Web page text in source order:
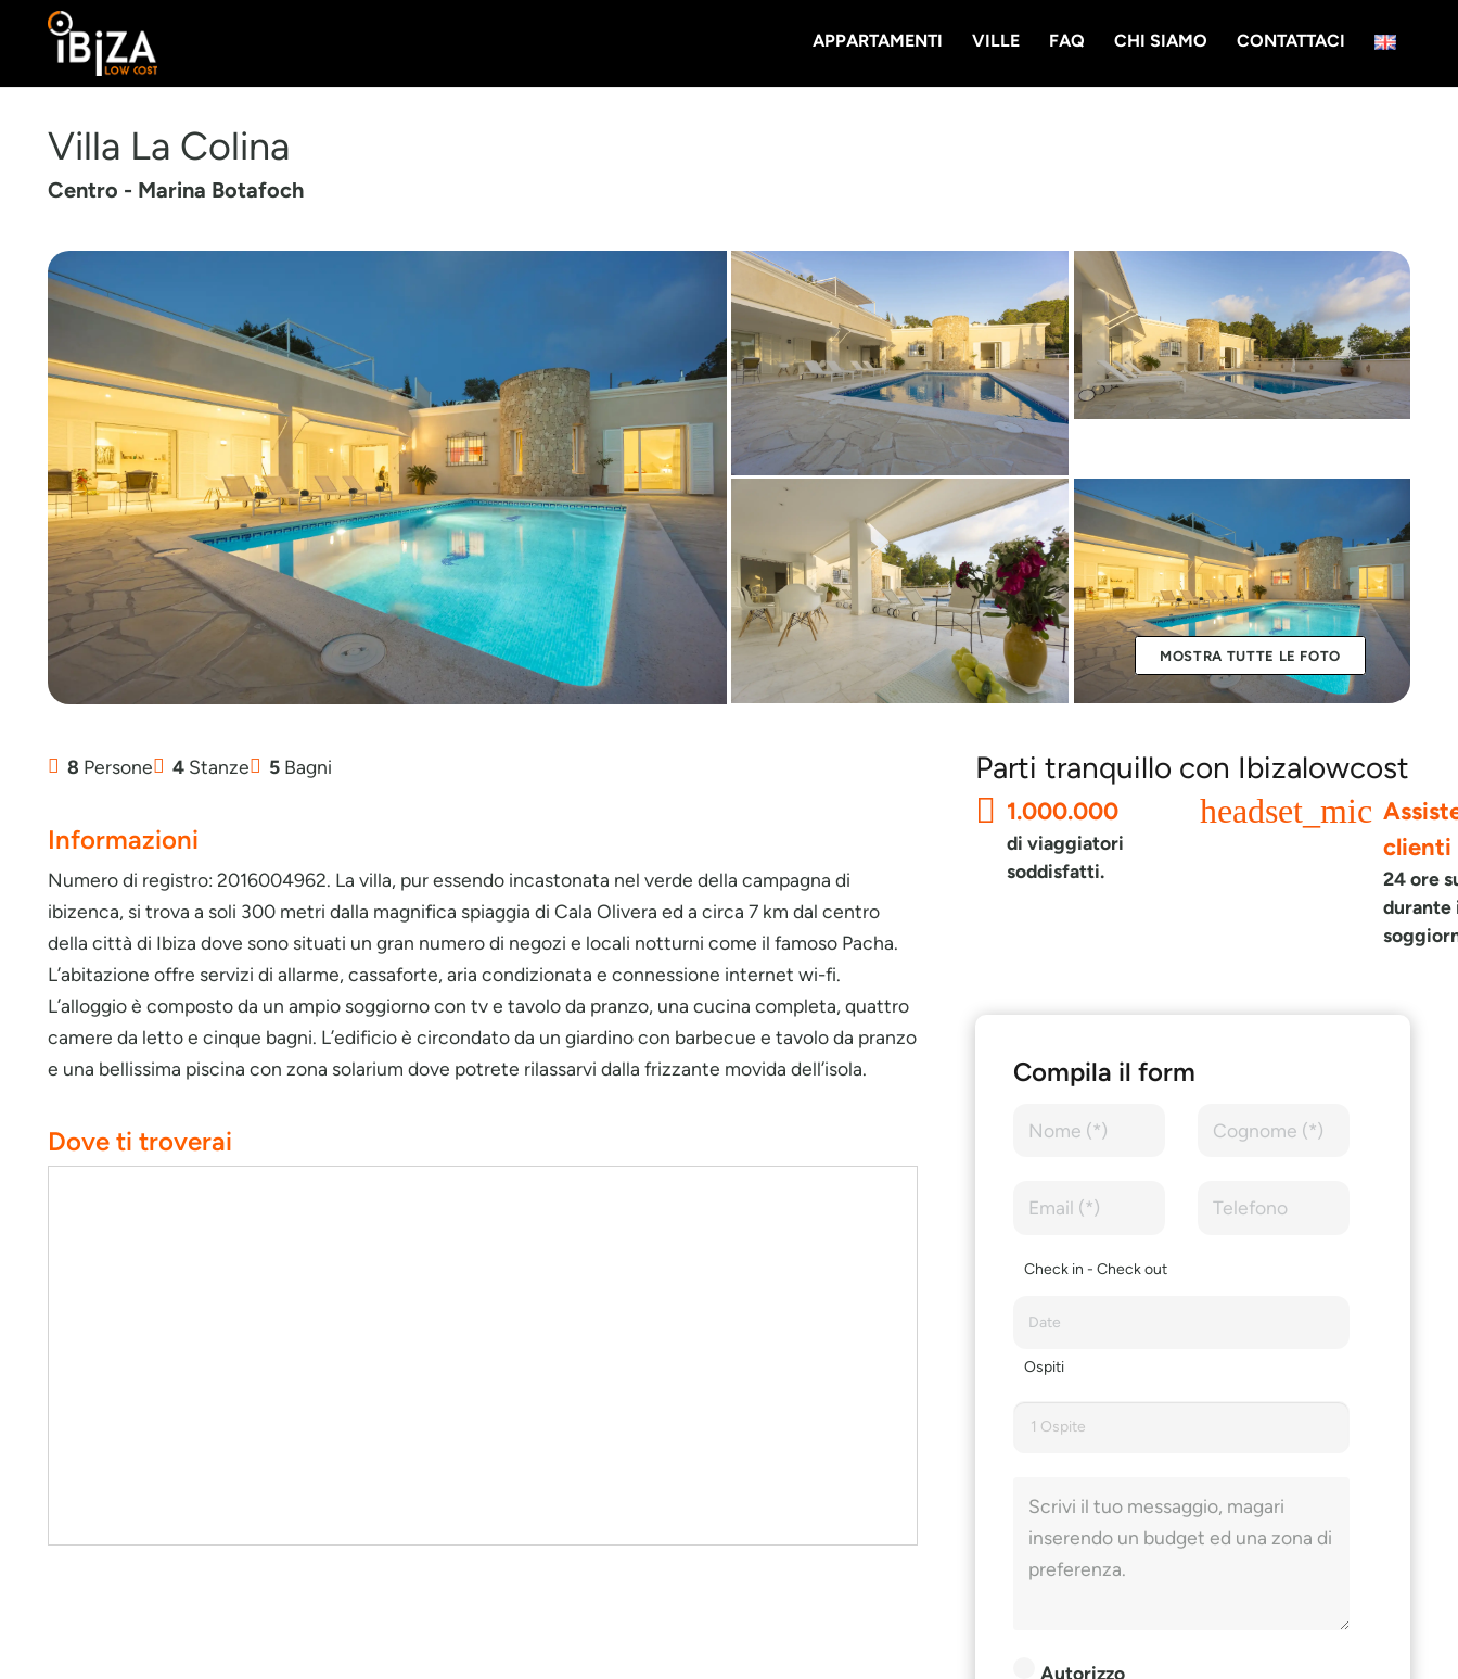
APPARTAMENTI VILLE FAQ CHI SIAMO CONTATTACI
Villa La Colina
Centro - Marina Botafoch
MOSTRA TUTTE LE FOTO
8 Persone 4 Stanze 5 Bagni
Informazioni
Numero di registro: 2016004962. La villa, pur essendo incastonata nel verde della campagna di
ibizenca, si trova a soli 300 metri dalla magnifica spiaggia di Cala Olivera ed a circa 7 km dal centro
della città di Ibiza dove sono situati un gran numero di negozi e locali notturni come il famoso Pacha.
L’abitazione offre servizi di allarme, cassaforte, aria condizionata e connessione internet wi-fi.
L’alloggio è composto da un ampio soggiorno con tv e tavolo da pranzo, una cucina completa, quattro
camere da letto e cinque bagni. L’edificio è circondato da un giardino con barbecue e tavolo da pranzo
e una bellissima piscina con zona solarium dove potrete rilassarvi dalla frizzante movida dell’isola.
Dove ti troverai
Parti tranquillo con Ibizalowcost
1.000.000
di viaggiatori
soddisfatti.
headset_mic
clienti
24 ore
durante
Compila il form
Check in - Check out
Ospiti
1 Ospite
Autorizzo